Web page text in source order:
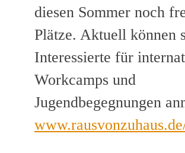
diesen Sommer noch
Plätze. Aktuell können
Interessierte für
Workcamps und
Jugendbegegnungen